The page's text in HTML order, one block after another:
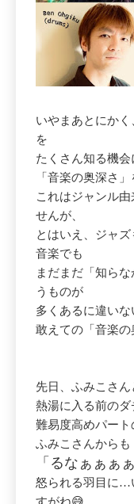
いやまあとにか
を
たくさん知る機会
「音楽の奥深さ
これはジャンル
せんが、
とはいえ、ジャ
音楽でも
まだまだ「知ら
うものが
多くあるに違いな
敢えての「音楽
先日、ふみこさん
熱湯に入る前の
難易度高めパート
ふみこさんからも
「るなぁぁぁ
怒られる羽目に…